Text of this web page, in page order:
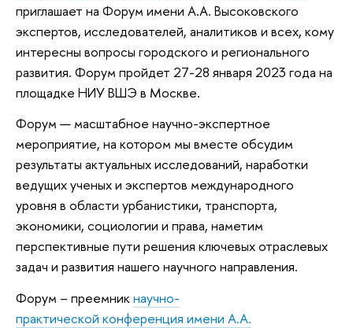
приглашает на Форум имени А.А. Высоковского
экспертов, исследователей, аналитиков и всех, кому
интересны вопросы городского и регионального
развития. Форум пройдет 27-28 января 2023 года на
площадке НИУ ВШЭ в Москве.
Форум — масштабное научно-экспертное
мероприятие, на котором мы вместе обсудим
результаты актуальных исследований, наработки
ведущих ученых и экспертов международного
уровня в области урбанистики, транспорта,
экономики, социологии и права, наметим
перспективные пути решения ключевых отраслевых
задач и развития нашего научного направления.
Форум – преемникнаучно-
практической конференция имени А.А.